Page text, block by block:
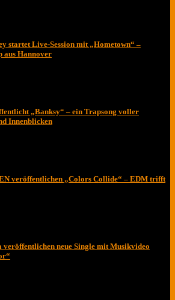
startet Live-Session mit „Hometown“ –
aus Hannover
„Banksy“ – ein Trapsong voller
Innenblicken
veröffentlichen „Colors Collide“ – EDM trifft
veröffentlichen neue Single mit Musikvideo